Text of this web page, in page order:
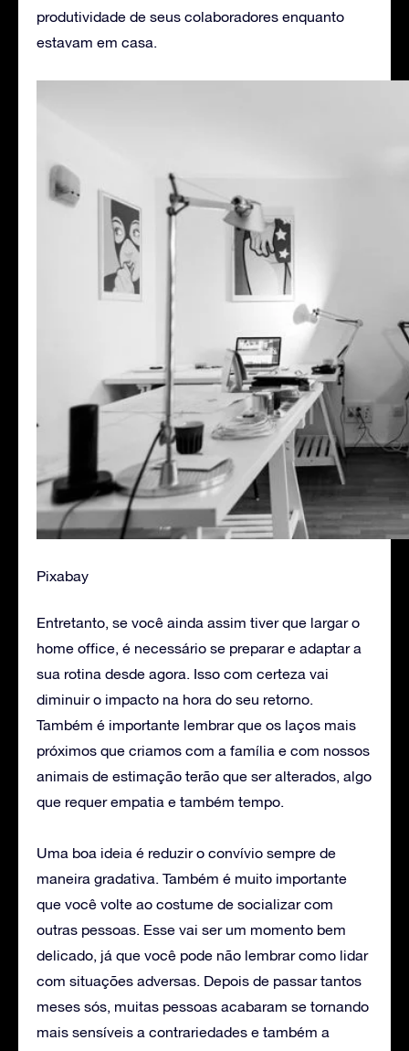
produtividade de seus colaboradores enquanto
estavam em casa.
Pixabay
Entretanto, se você ainda assim tiver que largar o
home office, é necessário se preparar e adaptar a
sua rotina desde agora. Isso com certeza vai
diminuir o impacto na hora do seu retorno.
Também é importante lembrar que os laços mais
próximos que criamos com a família e com nossos
animais de estimação terão que ser alterados, algo
que requer empatia e também tempo.
Uma boa ideia é reduzir o convívio sempre de
maneira gradativa. Também é muito importante
que você volte ao costume de socializar com
outras pessoas. Esse vai ser um momento bem
delicado, já que você pode não lembrar como lidar
com situações adversas. Depois de passar tantos
meses sós, muitas pessoas acabaram se tornando
mais sensíveis a contrariedades e também a